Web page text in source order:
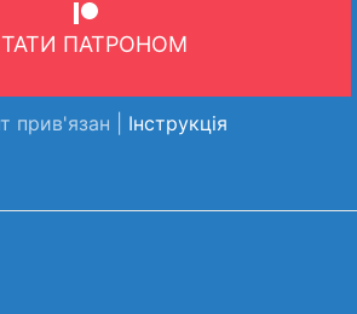
ПАТРОНОМ
прив'язан | Інструкція